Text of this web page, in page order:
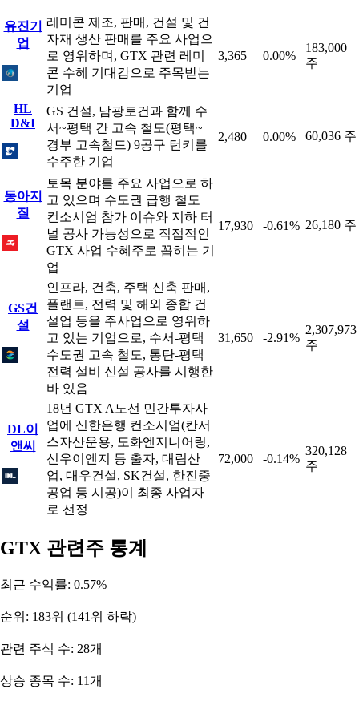
유진기
업
레미콘 제조, 판매, 건설 및 건
자재 생산 판매를 주요 사업으
로 영위하며, GTX 관련 레미
콘 수혜 기대감으로 주목받는
기업
3,365 0.00%
183,000
주
HL
D&I
GS 건설, 남광토건과 함께 수
서~평택 간 고속 철도(평택~
경부 고속철드) 9공구 턴키를
수주한 기업
2,480 0.00% 60,036 주
동아지
질
토목 분야를 주요 사업으로 하
고 있으며 수도권 급행 철도
컨소시엄 참가 이슈와 지하 터
널 공사 가능성으로 직접적인
GTX 사업 수혜주로 꼽히는 기
업
17,930 -0.61% 26,180 주
GS건
설
인프라, 건축, 주택 신축 판매,
플랜트, 전력 및 해외 종합 건
설업 등을 주사업으로 영위하
고 있는 기업으로, 수서-평택
수도권 고속 철도, 통탄-평택
전력 설비 신설 공사를 시행한
바 있음
31,650 -2.91%
2,307,973
주
DL이
앤씨
18년 GTX A노선 민간투자사
업에 신한은행 컨소시엄(칸서
스자산운용, 도화엔지니어링,
신우이엔지 등 출자, 대림산
업, 대우건설, SK건설, 한진중
공업 등 시공)이 최종 사업자
로 선정
72,000 -0.14%
320,128
주
GTX 관련주 통계
최근 수익률: 0.57%
순위: 183위 (141위 하락)
관련 주식 수: 28개
상승 종목 수: 11개